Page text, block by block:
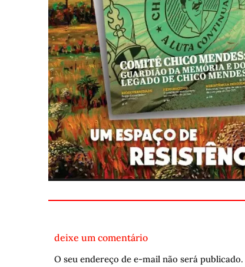
deixe um comentário
O seu endereço de e-mail não será publicado.